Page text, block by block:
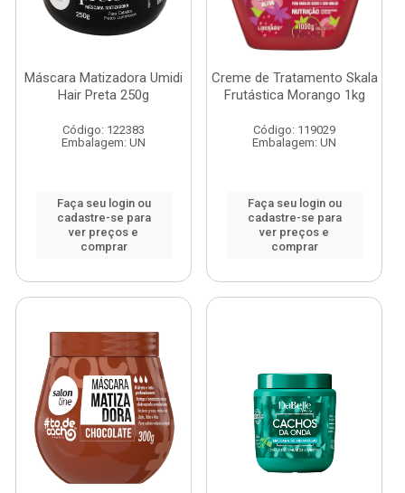
Máscara Matizadora Umidi
Hair Preta 250g
Código: 122383
Embalagem: UN
Faça seu login ou
cadastre-se para
ver preços e
comprar
Creme de Tratamento Skala
Frutástica Morango 1kg
Código: 119029
Embalagem: UN
Faça seu login ou
cadastre-se para
ver preços e
comprar